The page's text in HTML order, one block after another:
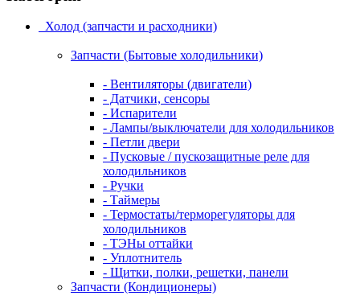
Холод (запчасти и расходники)
Запчасти (Бытовые холодильники)
- Вентиляторы (двигатели)
- Датчики, сенсоры
- Испарители
- Лампы/выключатели для холодильников
- Петли двери
- Пусковые / пускозащитные реле для
холодильников
- Ручки
- Таймеры
- Термостаты/терморегуляторы для
холодильников
- ТЭНы оттайки
- Уплотнитель
- Щитки, полки, решетки, панели
Запчасти (Кондиционеры)